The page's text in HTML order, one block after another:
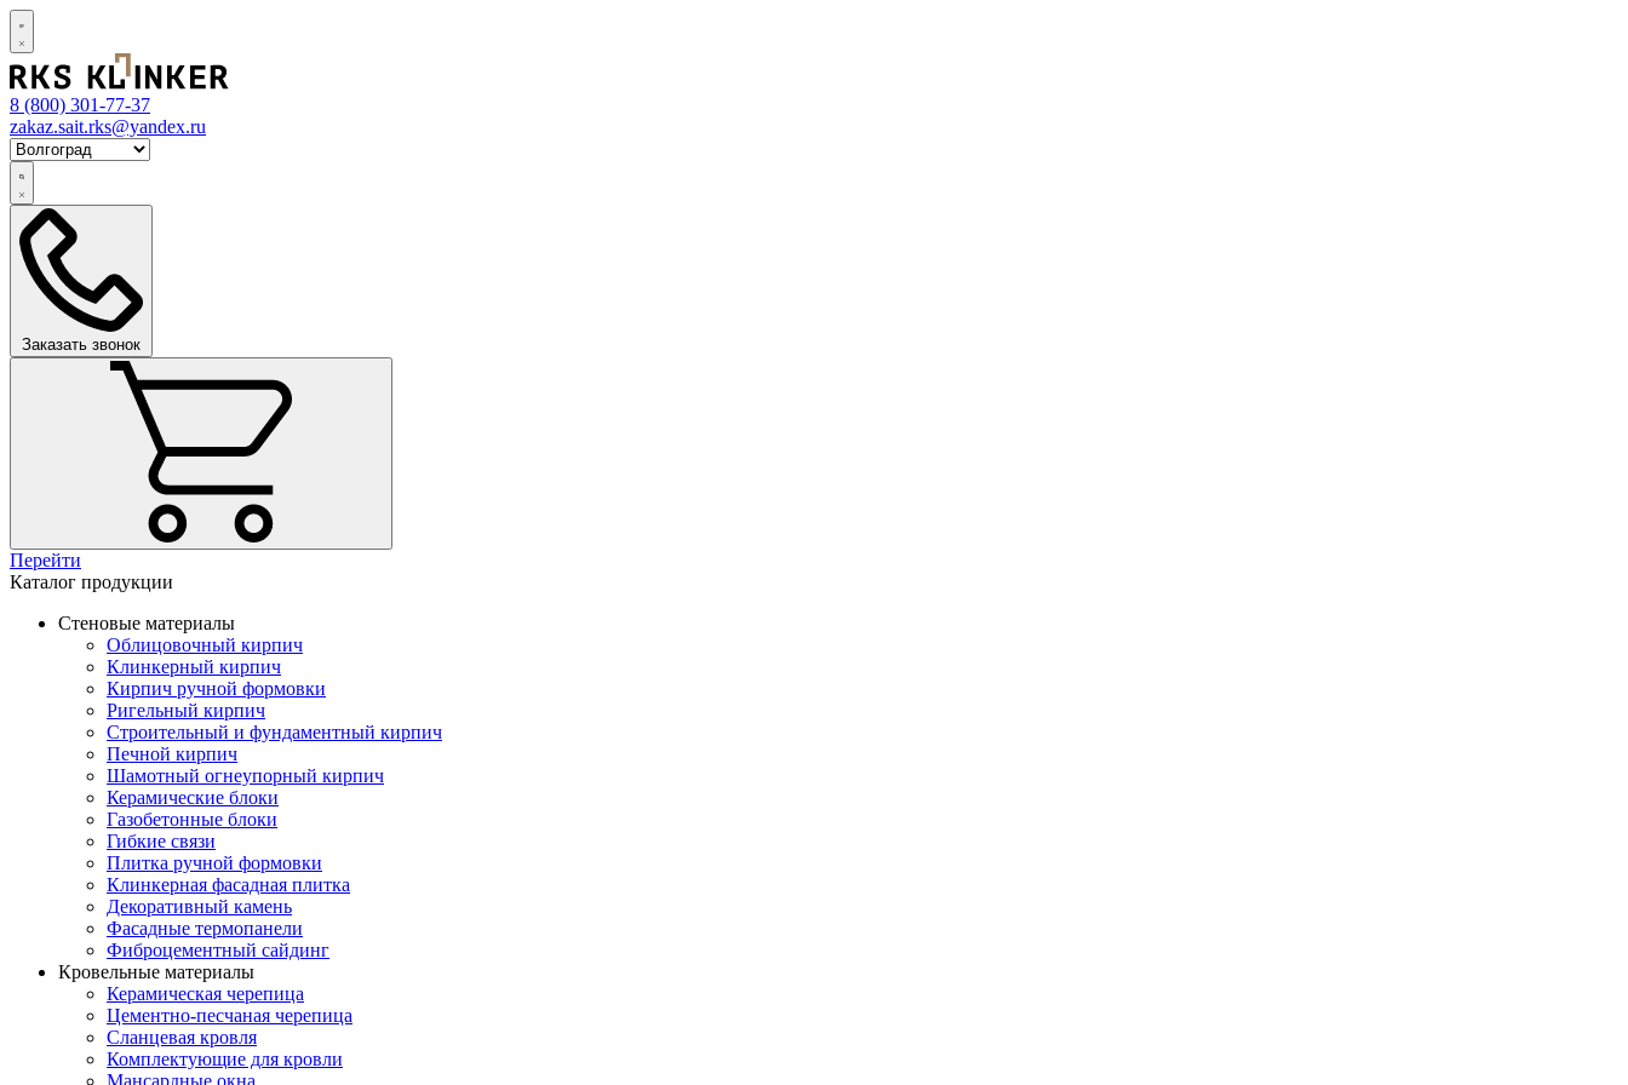
8 (800) 301-77-37
zakaz.sait.rks@yandex.ru
Заказать звонок
Перейти
Каталог продукции
Стеновые материалы
Облицовочный кирпич
Клинкерный кирпич
Кирпич ручной формовки
Ригельный кирпич
Строительный и фундаментный кирпич
Печной кирпич
Шамотный огнеупорный кирпич
Керамические блоки
Газобетонные блоки
Гибкие связи
Плитка ручной формовки
Клинкерная фасадная плитка
Декоративный камень
Фасадные термопанели
Фиброцементный сайдинг
Кровельные материалы
Керамическая черепица
Цементно-песчаная черепица
Сланцевая кровля
Комплектующие для кровли
Мансардные окна